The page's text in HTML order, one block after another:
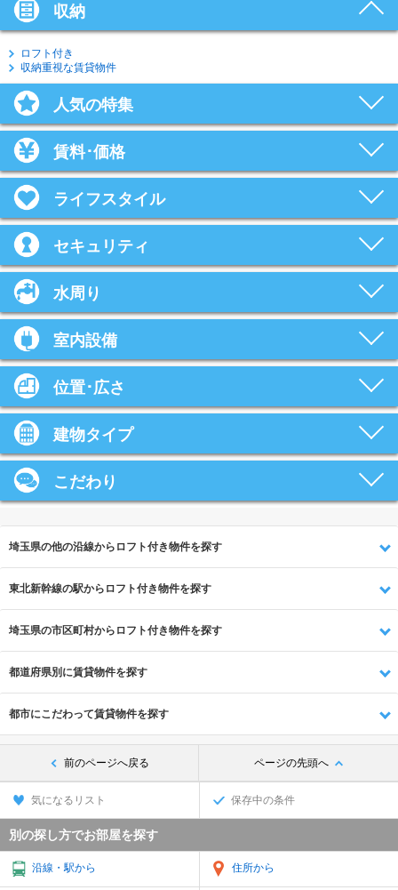
収納
ロフト付き
収納重視な賃貸物件
人気の特集
賃料･価格
ライフスタイル
セキュリティ
水周り
室内設備
位置･広さ
建物タイプ
こだわり
埼玉県の他の沿線からロフト付き物件を探す
東北新幹線の駅からロフト付き物件を探す
埼玉県の市区町村からロフト付き物件を探す
都道府県別に賃貸物件を探す
都市にこだわって賃貸物件を探す
前のページへ戻る ページの先頭へ
気になるリスト 保存中の条件
別の探し方でお部屋を探す
沿線・駅から 住所から